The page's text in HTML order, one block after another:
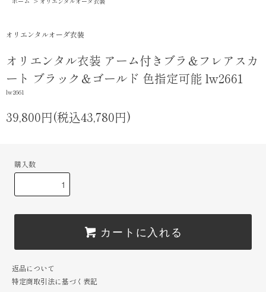
オリエンタルオーダ衣装
オリエンタル衣装 アーム付きブラ＆フレアスカ
ート ブラック＆ゴールド 色指定可能 lw2661
lw2661
39,800円(税込43,780円)
購入数
カートに入れる
返品について
特定商取引法に基づく表記